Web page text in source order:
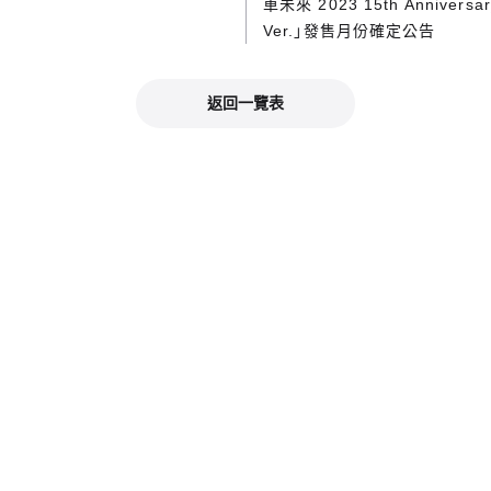
車未來 2023 15th
Ver.」發售月份確定公告
返回一覽表